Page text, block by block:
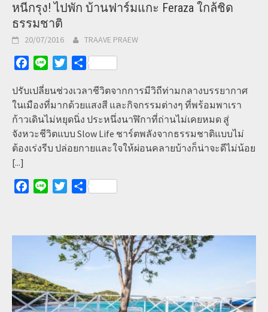
หนีกรุง! ไปพัก บ้านฟาร์มแกะ Feraza ใกล้ชิด
ธรรมชาติ
20/07/2016 TRAAVE PRAEW
Facebook
Line TwitterShare
ปรับเปลี่ยนช่วงเวลาชีวิตจากการมีวิถีท่ามกลางบรรยากาศ
ในเมืองที่มากด้วยแสงสี และกิจกรรมต่างๆ ที่พร้อมพาเรา
ก้าวเดินไม่หยุดนิ่ง ประหนึ่งนาฬิกาที่ถ่านไม่เคยหมด สู่
จังหวะชีวิตแบบ Slow Life ชาร์ตพลังจากธรรมชาติแบบไม่
ต้องเร่งรีบ ปล่อยกายและใจให้ผ่อนคลายบ้างก็น่าจะดีไม่น้อย
[...]
Facebook
Line TwitterShare